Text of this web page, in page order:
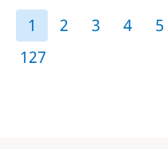
1 2 3 4 5
127